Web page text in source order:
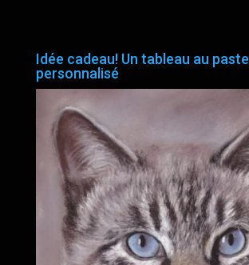
Idée cadeau! Un tableau au pastel
personnalisé